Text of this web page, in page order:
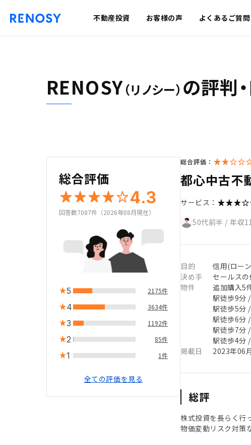
不動産投資 お客様の声 よくあるご質問
RENOSY（リノシー） の評判
総合評価
4.3
回答数7087件（2026年08月現在）
5 2175件
4 3634件
3 1192件
2 85件
1 1件
全ての評価を見る
総合評価：
都心中古不
サービス：
50代前半 / 年収
目的
信用(ロー
決め手
セールスの
物件
追加購入5
駅徒歩9分
駅徒歩5分
駅徒歩6分
駅徒歩7分
駅徒歩4分
掲載日
2023年06
総評
株式投資を長らく行
物価変動リスク対策